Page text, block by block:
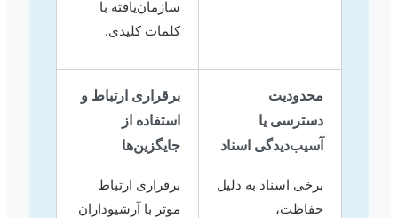
سازمان‌یافته با
کلمات کلیدی.
محدودیت
دسترسی یا
آسیب‌دیدگی اسناد
برخی اسناد به دلیل
حفاظت،
برقراری ارتباط و
استفاده از
جایگزین‌ها
برقراری ارتباط
موثر با آرشیوداران